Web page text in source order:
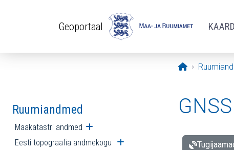
Geoportaal
Avaleht
Ruumiandmed
Maakatastri andmed Ava alammenüü
Eesti topograafia andmekogu Ava alammenüü